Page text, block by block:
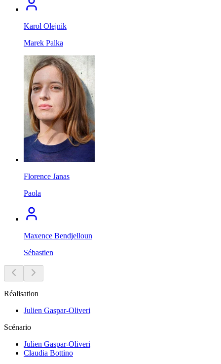
Karol Olejnik
Marek Palka
Florence Janas
Paola
Maxence Bendjelloun
Sébastien
Réalisation
Julien Gaspar-Oliveri
Scénario
Julien Gaspar-Oliveri
Claudia Bottino